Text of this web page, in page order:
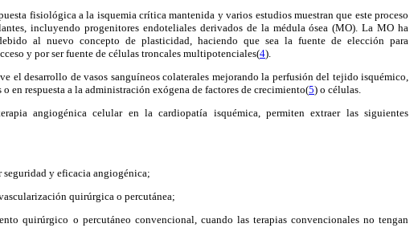
fisiológica a la isquemia crítica mantenida y varios estudios muestran que este proceso
incluyendo progenitores endoteliales derivados de la médula ósea (MO). La MO ha
al nuevo concepto de plasticidad, haciendo que sea la fuente de elección para
y por ser fuente de células troncales multipotenciales(4).
el desarrollo de vasos sanguíneos colaterales mejorando la perfusión del tejido isquémico,
en respuesta a la administración exógena de factores de crecimiento(5) o células.
angiogénica celular en la cardiopatía isquémica, permiten extraer las siguientes
y eficacia angiogénica;
quirúrgica o percutánea;
quirúrgico o percutáneo convencional, cuando las terapias convencionales no tengan